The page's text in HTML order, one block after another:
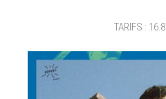
TARIFS :